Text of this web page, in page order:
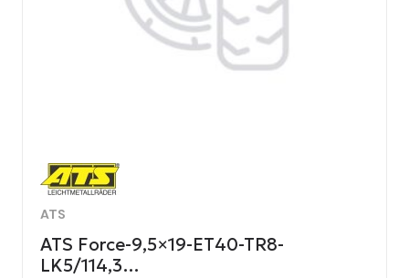
ATS
ATS Force-9,5×19-ET40-TR8-
LK5/114,3…